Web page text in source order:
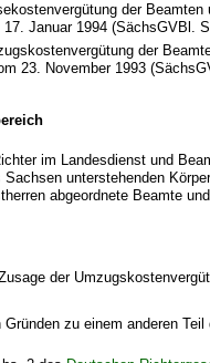
der Beamten
17. Januar 1994 (SächsGVBl.
der
23. November 1993
im Landesdienst und
unterstehenden
abgeordnete Beamte
der
zu einem anderen Teil